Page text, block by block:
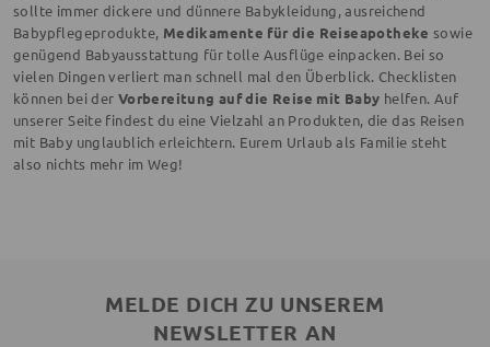
sollte immer dickere und dünnere Babykleidung, ausreichend
Babypflegeprodukte, Medikamente für die Reiseapotheke sowie
genügend Babyausstattung für tolle Ausflüge einpacken. Bei so
vielen Dingen verliert man schnell mal den Überblick. Checklisten
können bei der Vorbereitung auf die Reise mit Baby helfen. Auf
unserer Seite findest du eine Vielzahl an Produkten, die das Reisen
mit Baby unglaublich erleichtern. Eurem Urlaub als Familie steht
also nichts mehr im Weg!
MELDE DICH ZU UNSEREM
NEWSLETTER AN